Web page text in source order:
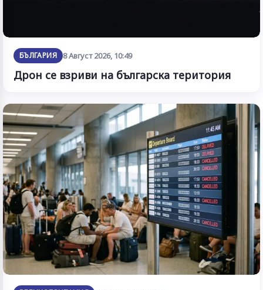
БЪЛГАРИЯ 8 Август 2026, 10:49
Дрон се взриви на българска територия